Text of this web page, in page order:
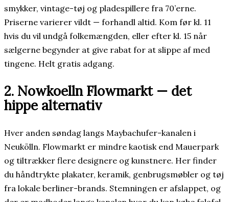
smykker, vintage-tøj og pladespillere fra 70’erne.
Priserne varierer vildt — forhandl altid. Kom før kl. 11
hvis du vil undgå folkemængden, eller efter kl. 15 når
sælgerne begynder at give rabat for at slippe af med
tingene. Helt gratis adgang.
2. Nowkoelln Flowmarkt — det
hippe alternativ
Hver anden søndag langs Maybachufer-kanalen i
Neukölln. Flowmarkt er mindre kaotisk end Mauerpark
og tiltrækker flere designere og kunstnere. Her finder
du håndtrykte plakater, keramik, genbrugsmøbler og tøj
fra lokale berliner-brands. Stemningen er afslappet, og